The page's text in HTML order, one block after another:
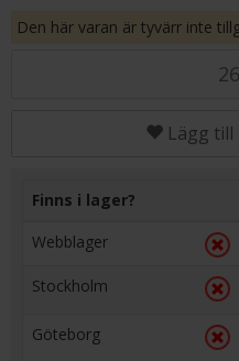
Den här varan är tyvärr inte
Lägg till
Finns i lager?
Webblager
Stockholm
Göteborg